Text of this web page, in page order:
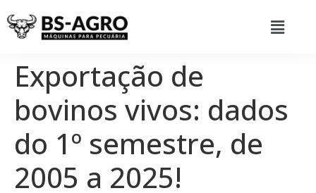
Exportação de
bovinos vivos: dados
do 1º semestre, de
2005 a 2025!